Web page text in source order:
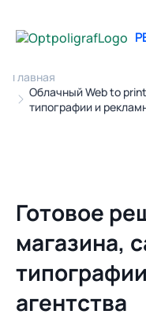
Главная
Облачный Web to
типографии и
Готовое
магазина,
агентства